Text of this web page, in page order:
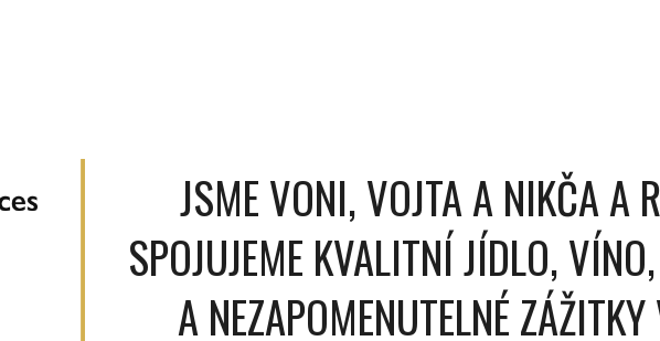
JSME VONI, VOJTA A NIKČA A
SPOJUJEME KVALITNÍ JÍDLO,
A NEZAPOMENUTELNÉ